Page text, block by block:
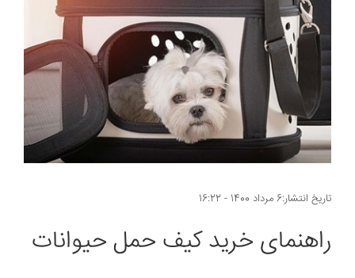
تاریخ انتشار:6 مرداد 1400 - 16:22
راهنمای خرید کیف حمل حیوانات